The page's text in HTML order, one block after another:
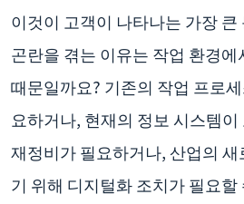
이것이 고객이 나타나는 가장 큰
곤란을 겪는 이유는 작업 환경
때문일까요? 기존의 작업 프로
요하거나, 현재의 정보 시스템
재정비가 필요하거나, 산업의
기 위해 디지털화 조치가 필요할